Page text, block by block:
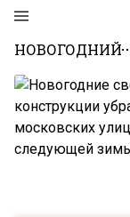
НОВОГОДНИЙ